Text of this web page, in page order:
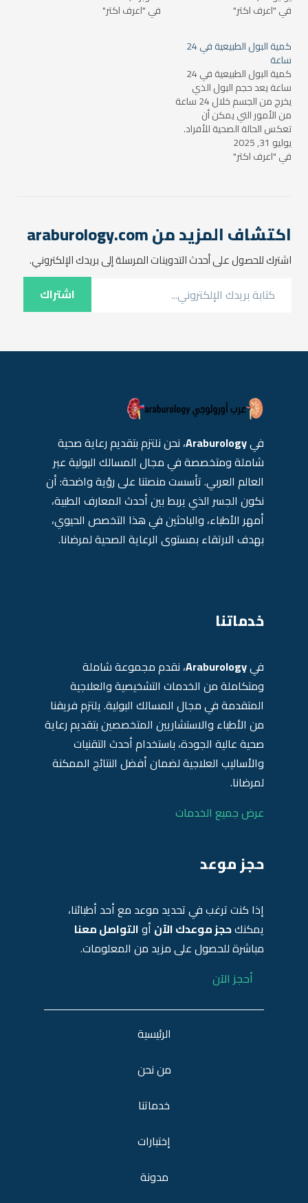
استهلاك السوائل، الحالة
نطاق تقريبي للكمية الطبيعية
التي يتم إنتاجها من البول في
اليوم. الكمية…
في "اعرف اكتر" بالنسبة للآباء، ولكنه في كثير
في "اعرف اكتر"
كمية البول الطبيعية في 24
ساعة
كمية البول الطبيعية في 24
ساعة يعد حجم البول الذي
يخرج من الجسم خلال 24 ساعة
من الأمور التي يمكن أن
تعكس الحالة الصحية للأفراد.
فكمية البول الطبيعية تختلف
من شخص لآخر وفقاً للعديد
يوليو 31, 2025
في "اعرف اكتر"
اكتشاف المزيد من araburology.com
اشترك للحصول على أحدث التدوينات المرسلة إلى بريدك الإلكتروني.
اشتراك
فيAraburology، نحن نلتزم بتقديم رعاية صحية
شاملة ومتخصصة في مجال المسالك البولية عبر
العالم العربي. تأسست منصتنا على رؤية واضحة: أن
نكون الجسر الذي يربط بين أحدث المعارف الطبية،
أمهر الأطباء، والباحثين في هذا التخصص الحيوي،
بهدف الارتقاء بمستوى الرعاية الصحية لمرضانا.
خدماتنا
فيAraburology، نقدم مجموعة شاملة
ومتكاملة من الخدمات التشخيصية والعلاجية
المتقدمة في مجال المسالك البولية. يلتزم فريقنا
من الأطباء والاستشاريين المتخصصين بتقديم رعاية
صحية عالية الجودة، باستخدام أحدث التقنيات
والأساليب العلاجية لضمان أفضل النتائج الممكنة
لمرضانا.
عرض جميع الخدمات
حجز موعد
إذا كنت ترغب في تحديد موعد مع أحد أطبائنا،
يمكنكحجز موعدك الآن أوالتواصل معنا
مباشرة للحصول على مزيد من المعلومات.
أحجز الآن
الرئيسية
من نحن
خدماتنا
إختبارات
مدونة